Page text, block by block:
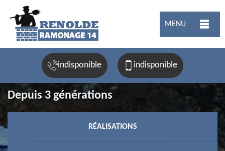
MENU
indisponible indisponible
Depuis 3 générations
RÉALISATIONS